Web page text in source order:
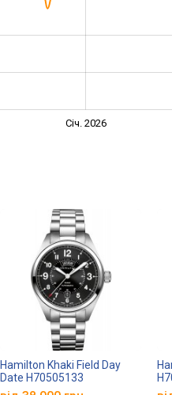
Січ. 2026
Hamilton Khaki Field Day
Date H70505133